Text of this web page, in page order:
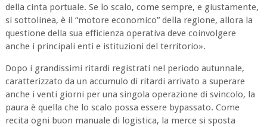
della cinta portuale. Se lo scalo, come sempre, e giustamente,
si sottolinea, è il “motore economico” della regione, allora la
questione della sua efficienza operativa deve coinvolgere
anche i principali enti e istituzioni del territorio».
Dopo i grandissimi ritardi registrati nel periodo autunnale,
caratterizzato da un accumulo di ritardi arrivato a superare
anche i venti giorni per una singola operazione di svincolo, la
paura è quella che lo scalo possa essere bypassato. Come
recita ogni buon manuale di logistica, la merce si sposta